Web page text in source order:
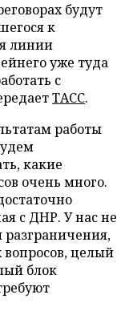
будут
к
линии
уже туда
с
ТАСС.
работы
какие
очень много.
с ДНР. У нас не
целый
блок